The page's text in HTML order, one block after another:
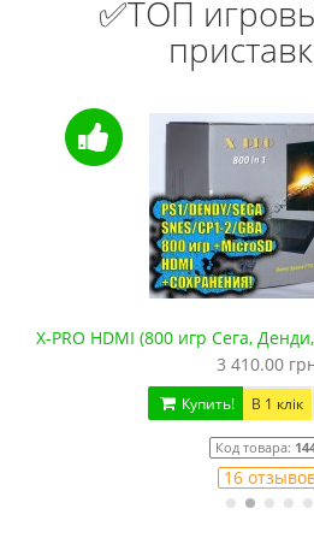
✅ТОП
X-PRO HDMI (800 игр Сега,
3 410.00
Купить! В 1 клік
Код товара:
16